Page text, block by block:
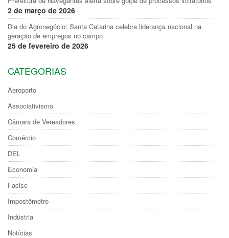
2 de março de 2026
Dia do Agronegócio: Santa Catarina celebra liderança nacional na
geração de empregos no campo
25 de fevereiro de 2026
CATEGORIAS
Aeroporto
Associativismo
Câmara de Vereadores
Comércio
DEL
Economia
Facisc
Impostômetro
Indústria
Notícias